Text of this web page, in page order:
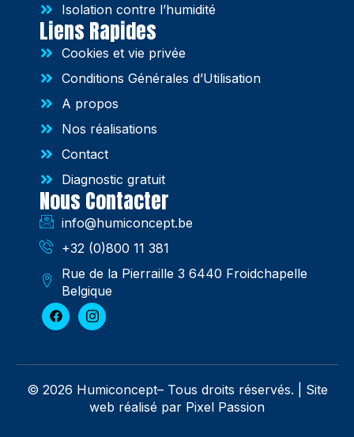
Isolation contre l’humidité
Liens Rapides
Cookies et vie privée
Conditions Générales d’Utilisation
A propos
Nos réalisations
Contact
Diagnostic gratuit
Nous Contacter
info@humiconcept.be
+32 (0)800 11 381
Rue de la Pierraille 3 6440 Froidchapelle
Belgique
© 2026 Humiconcept– Tous droits réservés. | Site
web réalisé par Pixel Passion